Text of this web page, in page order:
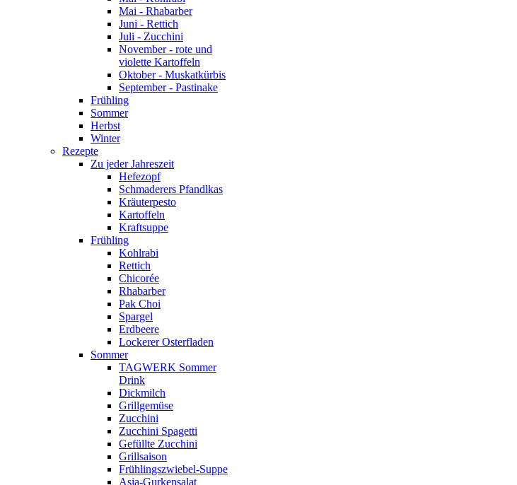
Mai - Rhabarber
Juni - Rettich
Juli - Zucchini
November - rote und
violette Kartoffeln
Oktober - Muskatkürbis
September - Pastinake
Frühling
Sommer
Herbst
Winter
Rezepte
Zu jeder Jahreszeit
Hefezopf
Schmaderers Pfandlkas
Kräuterpesto
Kartoffeln
Kraftsuppe
Frühling
Kohlrabi
Rettich
Chicorée
Rhabarber
Pak Choi
Spargel
Erdbeere
Lockerer Osterfladen
Sommer
TAGWERK Sommer
Drink
Dickmilch
Grillgemüse
Zucchini
Zucchini Spagetti
Gefüllte Zucchini
Grillsaison
Frühlingszwiebel-Suppe
Asia-Gurkensalat